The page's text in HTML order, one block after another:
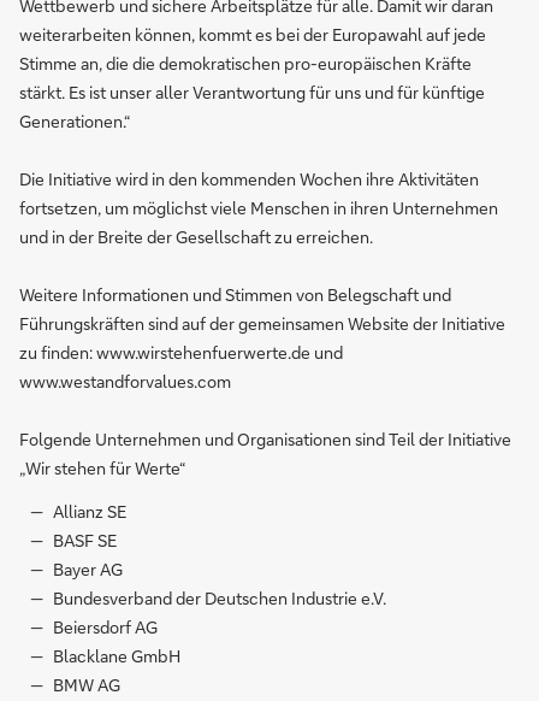
Wettbewerb und sichere Arbeitsplätze für alle. Damit wir daran
weiterarbeiten können, kommt es bei der Europawahl auf jede
Stimme an, die die demokratischen pro-europäischen Kräfte
stärkt. Es ist unser aller Verantwortung für uns und für künftige
Generationen.“
Die Initiative wird in den kommenden Wochen ihre Aktivitäten
fortsetzen, um möglichst viele Menschen in ihren Unternehmen
und in der Breite der Gesellschaft zu erreichen.
Weitere Informationen und Stimmen von Belegschaft und
Führungskräften sind auf der gemeinsamen Website der Initiative
zu finden: www.wirstehenfuerwerte.de und
www.westandforvalues.com
Folgende Unternehmen und Organisationen sind Teil der Initiative
„Wir stehen für Werte“
Allianz SE
BASF SE
Bayer AG
Bundesverband der Deutschen Industrie e.V.
Beiersdorf AG
Blacklane GmbH
BMW AG